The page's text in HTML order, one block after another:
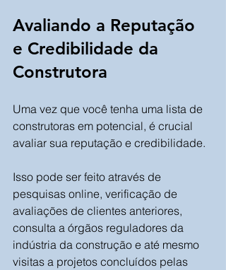
Avaliando a Reputação
e Credibilidade da
Construtora
Uma vez que você tenha uma lista de
construtoras em potencial, é crucial
avaliar sua reputação e credibilidade.
Isso pode ser feito através de
pesquisas online, verificação de
avaliações de clientes anteriores,
consulta a órgãos reguladores da
indústria da construção e até mesmo
visitas a projetos concluídos pelas